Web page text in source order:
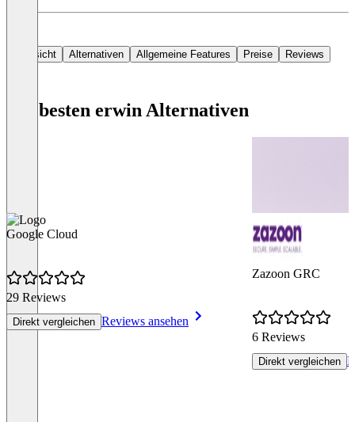
Übersicht Alternativen Allgemeine Features Preise Reviews
Die besten erwin Alternativen
Google Cloud
29 Reviews
Direkt vergleichen Reviews ansehen
Zazoon GRC
6 Reviews
Direkt vergleichen